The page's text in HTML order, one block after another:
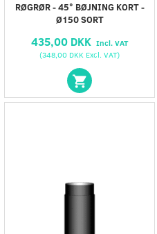
RØGRØR - 45° BØJNING KORT -
Ø150 SORT
435,00 DKK Incl. VAT
(348,00 DKK Excl. VAT)